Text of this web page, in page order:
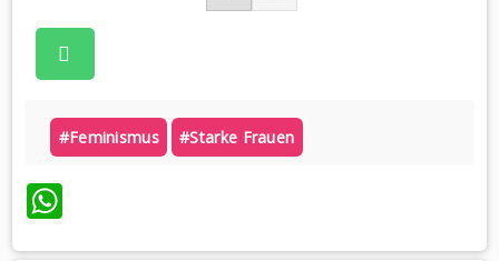
#feminismus #starke Frauen
WhatsApp